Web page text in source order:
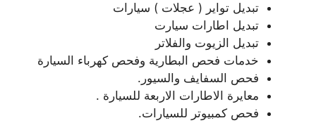
تبديل تواير ( عجلات ) سيارات
تبديل اطارات سيارت
تبديل الزيوت والفلاتر
خدمات فحص البطارية وفحص كهرباء السيارة
فحص السفايف والسيور.
معايرة الاطارات الاربعة للسيارة .
فحص كمبيوتر للسيارات.